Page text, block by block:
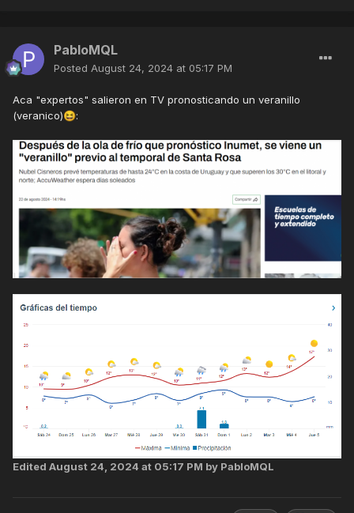
PabloMQL
Posted August 24, 2024 at 05:17 PM
Aca "expertos" salieron en TV pronosticando un veranillo
(veranico)😆:
Edited August 24, 2024 at 05:17 PM by PabloMQL